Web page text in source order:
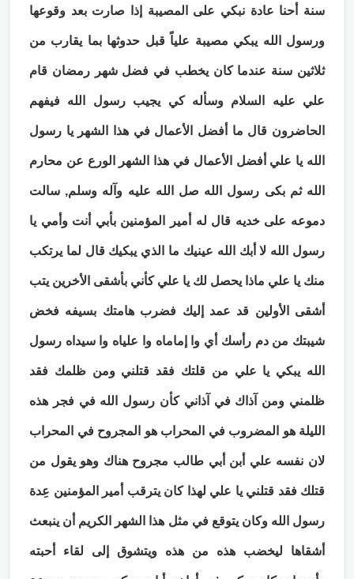
سنة أحنا عادة نبكي على المصيبة إذا صارت بعد وقوعها
ورسول الله يبكي مصيبة علياً قبل حدوثها بما يقارب من
ثلاثين سنة عندما كان يخطب في فضل شهر رمضان قام
علي عليه السلام وسأله كي يجيب رسول الله فيفهم
الحاضرون قال ما أفضل الأعمال في هذا الشهر يا رسول
الله يا علي أفضل الأعمال في هذا الشهر الورع عن محارم
الله ثم بكى رسول الله صل الله عليه وآله وسلم, سالت
دموعه على خديه قال له أمير المؤمنين بأبي أنت وأمي يا
رسول الله لا أبك الله عينيك ما الذي يبكيك قال لما يرتكب
منك يا علي ماذا يحصل لك يا علي كأني بأشقى الأخرين يتب
أشقى الأولين قد عمد إليك فضرب هامتك بسيفه فخض
شيبتك من دم رأسك أي وا إماماه وا علياه وا سيداه رسول
الله يبكي يا علي من قلتك فقد قتلني ومن ظلمك فقد
ظلمني ومن آذاك في آذاني كأن رسول الله في فجر هذه
الليلة هو المضروب في المحراب هو المجروح في المحراب
لان نفسه علي أبن أبي طالب مجروح هناك وهو يقول من
قتلك فقد قتلني يا علي لهذا كان يترقب أمير المؤمنين عِدة
رسول الله وكان يتوقع في مثل هذا الشهر الكريم أن ينبعث
أشقاها ليخضب هذه من هذه ويتشوق إلى لقاء أحبته